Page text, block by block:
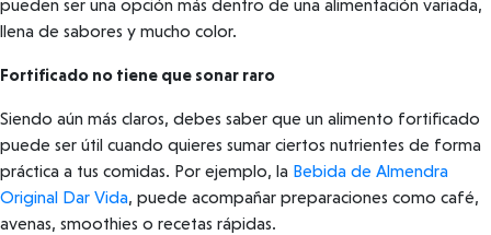
pueden ser una opción más dentro de una alimentación variada,
llena de sabores y mucho color.
Fortificado no tiene que sonar raro
Siendo aún más claros, debes saber que un alimento fortificado
puede ser útil cuando quieres sumar ciertos nutrientes de forma
práctica a tus comidas. Por ejemplo, la Bebida de Almendra
Original Dar Vida, puede acompañar preparaciones como café,
avenas, smoothies o recetas rápidas.